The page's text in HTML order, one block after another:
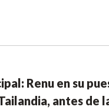
Renu en su
antes de